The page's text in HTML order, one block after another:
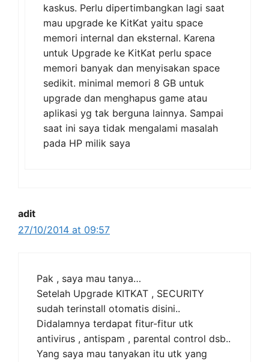
kaskus. Perlu dipertimbangkan lagi saat
mau upgrade ke KitKat yaitu space
memori internal dan eksternal. Karena
untuk Upgrade ke KitKat perlu space
memori banyak dan menyisakan space
sedikit. minimal memori 8 GB untuk
upgrade dan menghapus game atau
aplikasi yg tak berguna lainnya. Sampai
saat ini saya tidak mengalami masalah
pada HP milik saya
adit
27/10/2014 at 09:57
Pak , saya mau tanya…
Setelah Upgrade KITKAT , SECURITY
sudah terinstall otomatis disini..
Didalamnya terdapat fitur-fitur utk
antivirus , antispam , parental control dsb..
Yang saya mau tanyakan itu utk yang